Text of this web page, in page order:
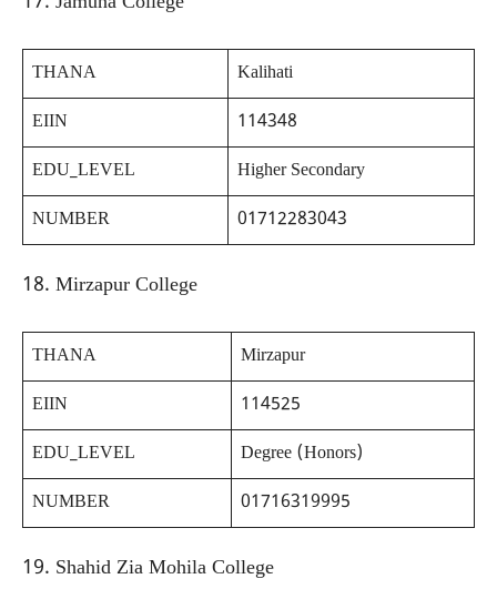
THANA
Kalihati
EIIN
114348
EDU_LEVEL
Higher Secondary
NUMBER
01712283043
18. Mirzapur College
THANA
Mirzapur
EIIN
114525
EDU_LEVEL
Degree (Honors)
NUMBER
01716319995
19. Shahid Zia Mohila College